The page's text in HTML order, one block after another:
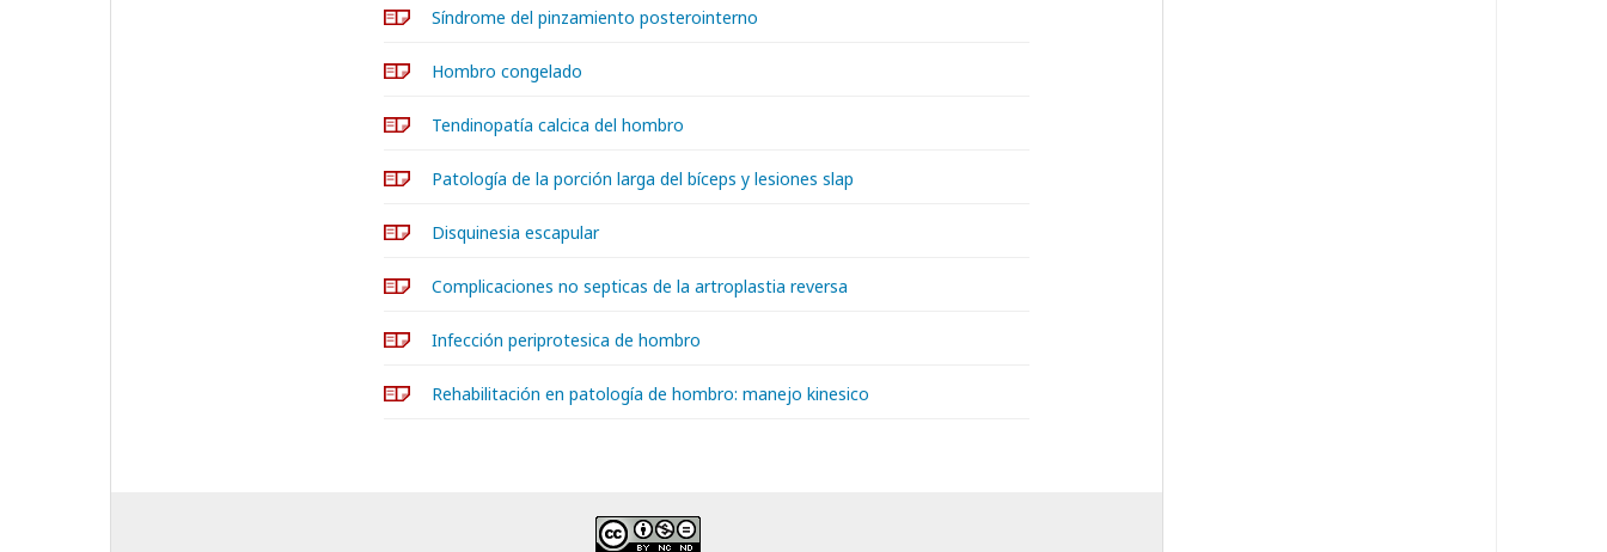
Síndrome del pinzamiento posterointerno
Hombro congelado
Tendinopatía calcica del hombro
Patología de la porción larga del bíceps y lesiones slap
Disquinesia escapular
Complicaciones no septicas de la artroplastia reversa
Infección periprotesica de hombro
Rehabilitación en patología de hombro: manejo kinesico